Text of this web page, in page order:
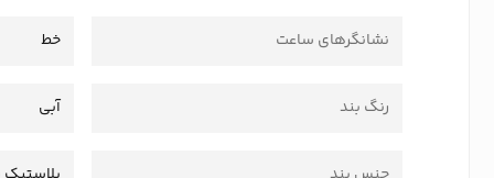
نشانگرهای ساعت خط
رنگ بند آبی